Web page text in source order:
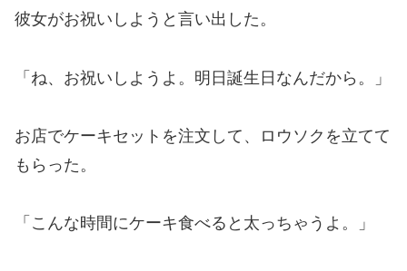
彼女がお祝いしようと言い出した。
「ね、お祝いしようよ。明日誕生日なんだから。」
お店でケーキセットを注文して、ロウソクを立てて
もらった。
「こんな時間にケーキ食べると太っちゃうよ。」